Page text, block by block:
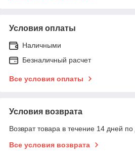
Условия оплаты
Наличными
Безналичный расчет
Все условия оплаты
Условия возврата
Возврат товара в течение 14 дней по
Все условия возврата